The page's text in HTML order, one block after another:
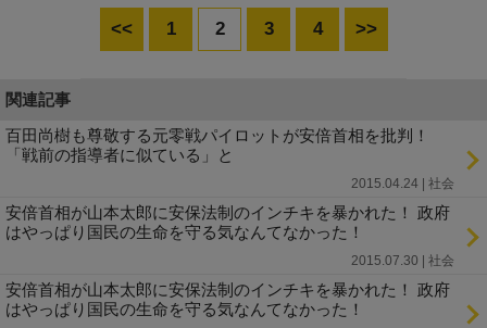
<< 1 2 3 4 >>
関連記事
百田尚樹も尊敬する元零戦パイロットが安倍首相を批判！
「戦前の指導者に似ている」と
2015.04.24 | 社会
安倍首相が山本太郎に安保法制のインチキを暴かれた！ 政府
はやっぱり国民の生命を守る気なんてなかった！
2015.07.30 | 社会
安倍首相が山本太郎に安保法制のインチキを暴かれた！ 政府
はやっぱり国民の生命を守る気なんてなかった！